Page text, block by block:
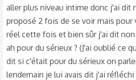
aller plus niveau intime donc j'ai dit
proposé 2 fois de se voir mais pour
réel cette fois et bien sûr j'ai dit
ah pour du sérieux ? (J'ai oublié ce
dit si c'était pour du sérieux on
lendemain je lui avais dit j'ai réfléchi